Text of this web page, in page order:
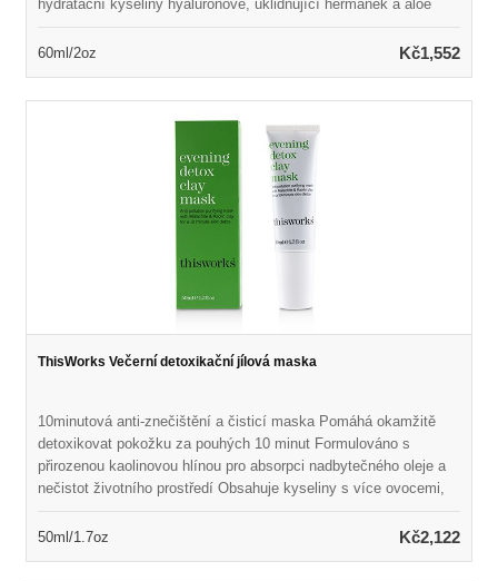
hydratační kyseliny hyaluronové, uklidňující heřmánek a aloe
polysacharidem pro zachycení částic uhlíku, těžké kovy a
60ml/2oz Kč1,552
ThisWorks Večerní detoxikační jílová maska
10minutová anti-znečištění a čisticí maska Pomáhá okamžitě
detoxikovat pokožku za pouhých 10 minut Formulováno s
přirozenou kaolinovou hlínou pro absorpci nadbytečného oleje a
nečistot životního prostředí Obsahuje kyseliny s více ovocemi,
odlupovat pokožku podporou obratu buněk Naplněn drahocenným
50ml/1.7oz Kč2,122